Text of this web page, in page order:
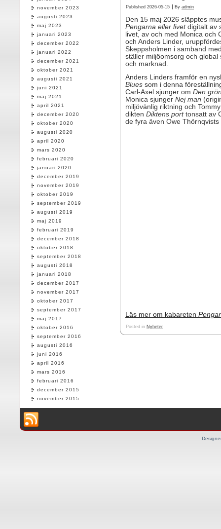
november 2023
augusti 2023
maj 2023
januari 2023
december 2022
januari 2022
december 2021
oktober 2021
augusti 2021
juni 2021
maj 2021
april 2021
december 2020
oktober 2020
augusti 2020
april 2020
mars 2020
februari 2020
januari 2020
december 2019
november 2019
oktober 2019
september 2019
augusti 2019
maj 2019
februari 2019
december 2018
oktober 2018
september 2018
augusti 2018
januari 2018
december 2017
november 2017
oktober 2017
september 2017
maj 2017
oktober 2016
september 2016
augusti 2016
juni 2016
april 2016
mars 2016
februari 2016
december 2015
november 2015
Published 2026-05-15 | By admin
Den 15 maj 2026 släpptes
Pengarna eller livetdigitalt av
livet, av och med Monica och
och Anders Linder,
Skeppsholmen i samband
ställer miljöomsorg och
och marknad.
Anders Linders framför en
Blues som i denna
Carl-Axel sjunger om Den
Monica sjunger Nej man
miljövänlig riktning och
dikten Diktens porttonsatt av
de fyra även Owe
Läs mer om kabareten
Posted in Nyheter